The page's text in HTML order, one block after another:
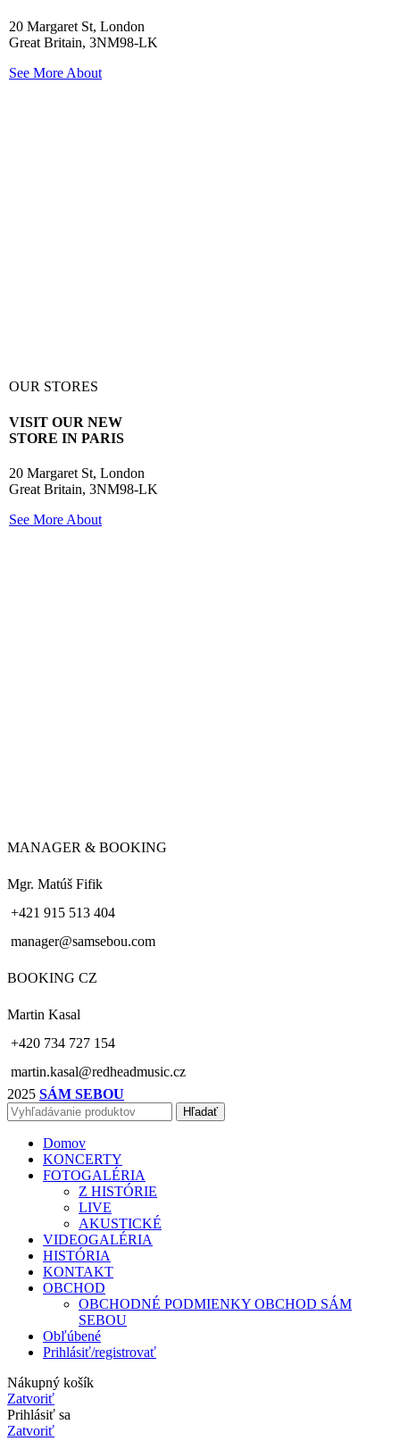
20 Margaret St, London
Great Britain, 3NM98-LK
See More About
OUR STORES
VISIT OUR NEW
STORE IN PARIS
20 Margaret St, London
Great Britain, 3NM98-LK
See More About
MANAGER & BOOKING
Mgr. Matúš Fifik
+421 915 513 404
manager@samsebou.com
BOOKING CZ
Martin Kasal
+420 734 727 154
martin.kasal@redheadmusic.cz
2025 SÁM SEBOU
Hľadať
Domov
KONCERTY
FOTOGALÉRIA
Z HISTÓRIE
LIVE
AKUSTICKÉ
VIDEOGALÉRIA
HISTÓRIA
KONTAKT
OBCHOD
OBCHODNÉ PODMIENKY OBCHOD SÁM
SEBOU
Obľúbené
Prihlásiť/registrovať
Nákupný košík
Zatvoriť
Prihlásiť sa
Zatvoriť